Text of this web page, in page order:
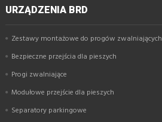
URZĄDZENIA BRD
Zestawy montażowe do progów zwalniających
Bezpieczne przejścia dla pieszych
Progi zwalniające
Modułowe przejście dla pieszych
Separatory parkingowe